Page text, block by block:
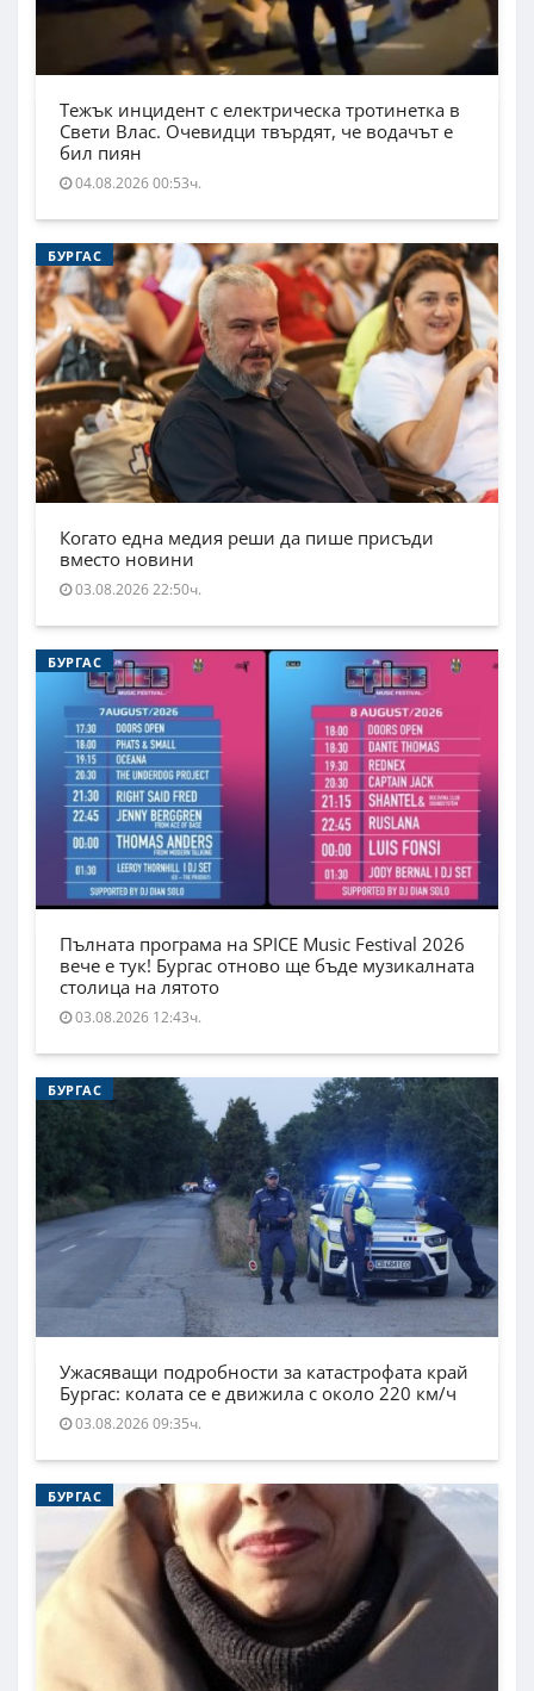
Тежък инцидент с електрическа тротинетка в
Свети Влас. Очевидци твърдят, че водачът е
бил пиян
04.08.2026 00:53ч.
БУРГАС
Когато една медия реши да пише присъди
вместо новини
03.08.2026 22:50ч.
БУРГАС
Пълната програма на SPICE Music Festival 2026
вече е тук! Бургас отново ще бъде музикалната
столица на лятото
03.08.2026 12:43ч.
БУРГАС
Ужасяващи подробности за катастрофата край
Бургас: колата се е движила с около 220 км/ч
03.08.2026 09:35ч.
БУРГАС